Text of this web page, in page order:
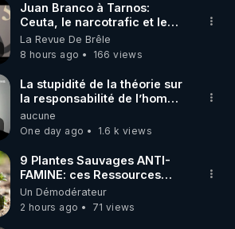
Juan Branco à Tarnos:
Ceuta, le narcotrafic et le
pouvoir en France
La Revue De Brêle
8 hours ago
166 views
La stupidité de la théorie sur
la responsabilité de l’homme
concernant le dioxyde de
carbone.
aucune
One day ago
1.6 k views
9 Plantes Sauvages ANTI-
FAMINE: ces Ressources
JARDIN&des Haies
Un Démodérateur
2 hours ago
71 views